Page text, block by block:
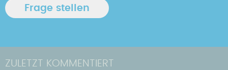
ZULETZT KOMMENTIERT